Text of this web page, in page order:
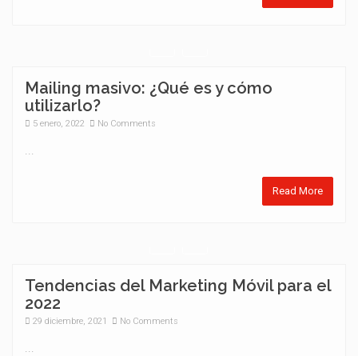
Mailing masivo: ¿Qué es y cómo
utilizarlo?
5 enero, 2022 No Comments
...
Read More
Tendencias del Marketing Móvil para el
2022
29 diciembre, 2021 No Comments
...